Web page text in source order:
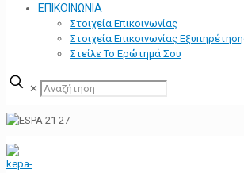
ΕΠΙΚΟΙΝΩΝΙΑ
Στοιχεία Επικοινωνίας
Στοιχεία Επικοινωνίας
Στείλε Το Ερώτημά Σου
✕